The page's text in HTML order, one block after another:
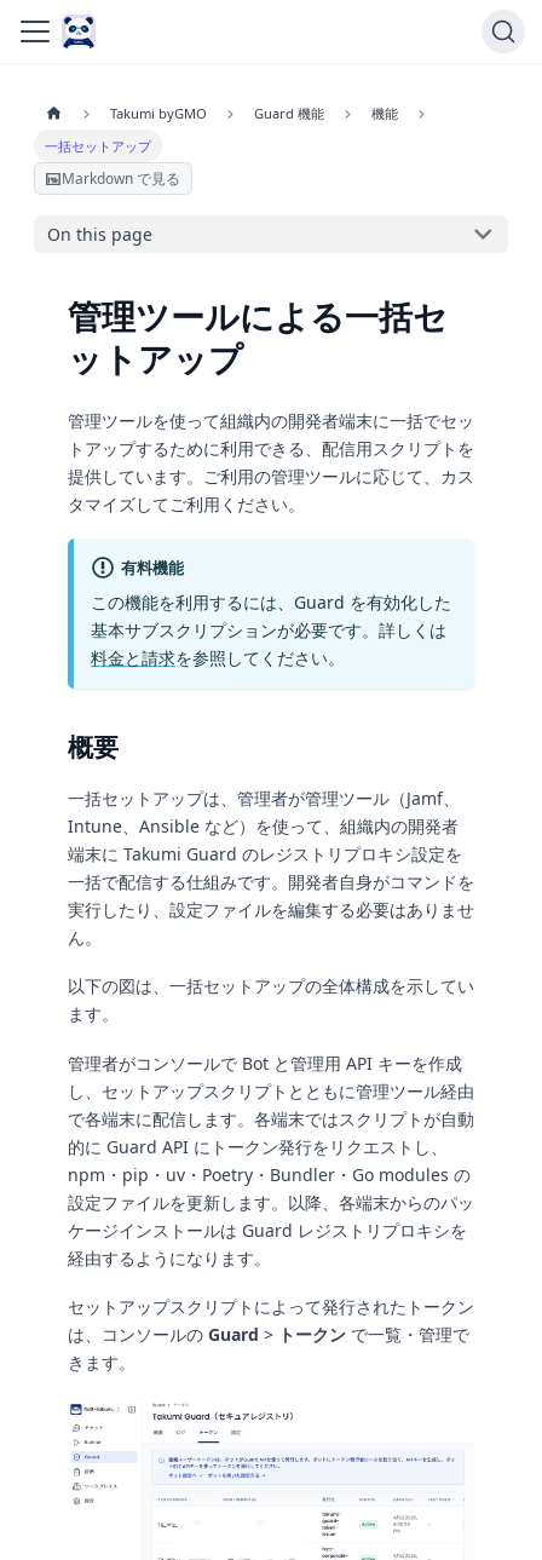
Takumi byGMO Guard 機能
機能
一括セットアップ
Markdown で見る
On this page
管理ツールによる一括セ
ットアップ
管理ツールを使って組織内の開発者端末に一括でセッ
トアップするために利用できる、配信用スクリプトを
提供しています。ご利用の管理ツールに応じて、カス
タマイズしてご利用ください。
有料機能
この機能を利用するには、Guard を有効化した
基本サブスクリプションが必要です。詳しくは
料金と請求を参照してください。
概要
一括セットアップは、管理者が管理ツール（Jamf、
Intune、Ansible など）を使って、組織内の開発者
端末に Takumi Guard のレジストリプロキシ設定を
一括で配信する仕組みです。開発者自身がコマンドを
実行したり、設定ファイルを編集する必要はありませ
ん。
以下の図は、一括セットアップの全体構成を示してい
ます。
管理者がコンソールで Bot と管理用 API キーを作成
し、セットアップスクリプトとともに管理ツール経由
で各端末に配信します。各端末ではスクリプトが自動
的に Guard API にトークン発行をリクエストし、
npm・pip・uv・Poetry・Bundler・Go modules の
設定ファイルを更新します。以降、各端末からのパッ
ケージインストールは Guard レジストリプロキシを
経由するようになります。
セットアップスクリプトによって発行されたトークン
は、コンソールの Guard > トークン で一覧・管理で
きます。